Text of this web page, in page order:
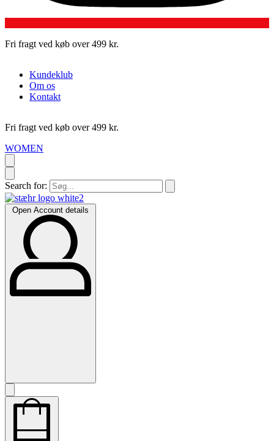
Fri fragt ved køb over 499 kr.
Kundeklub
Om os
Kontakt
Fri fragt ved køb over 499 kr.
WOMEN
Search for:
Open Account details